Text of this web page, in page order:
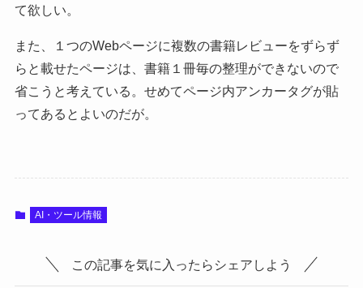
て欲しい。
また、１つのWebページに複数の書籍レビューをずらず
らと載せたページは、書籍１冊毎の整理ができないので
省こうと考えている。せめてページ内アンカータグが貼
ってあるとよいのだが。
AI・ツール情報
この記事を気に入ったらシェアしよう